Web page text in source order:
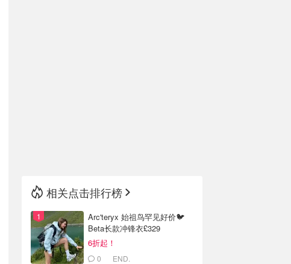
相关点击排行榜
Arc'teryx 始祖鸟罕见好价🐦
Beta长款冲锋衣£329
6折起！
0 END.